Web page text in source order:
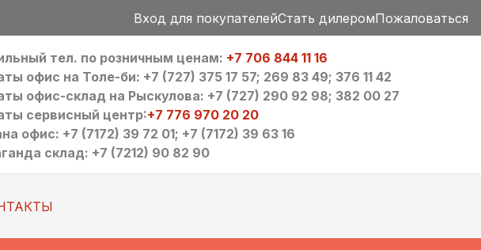
Вход для покупателейСтать дилеромПожаловаться
тел. по розничным ценам: +7 706 844 11 16
офис на Толе-би: +7 (727) 375 17 57; 269 83 49; 376 11 42
офис-склад на Рыскулова: +7 (727) 290 92 98; 382 00 27
сервисный центр:+7 776 970 20 20
офис: +7 (7172) 39 72 01; +7 (7172) 39 63 16
склад: +7 (7212) 90 82 90